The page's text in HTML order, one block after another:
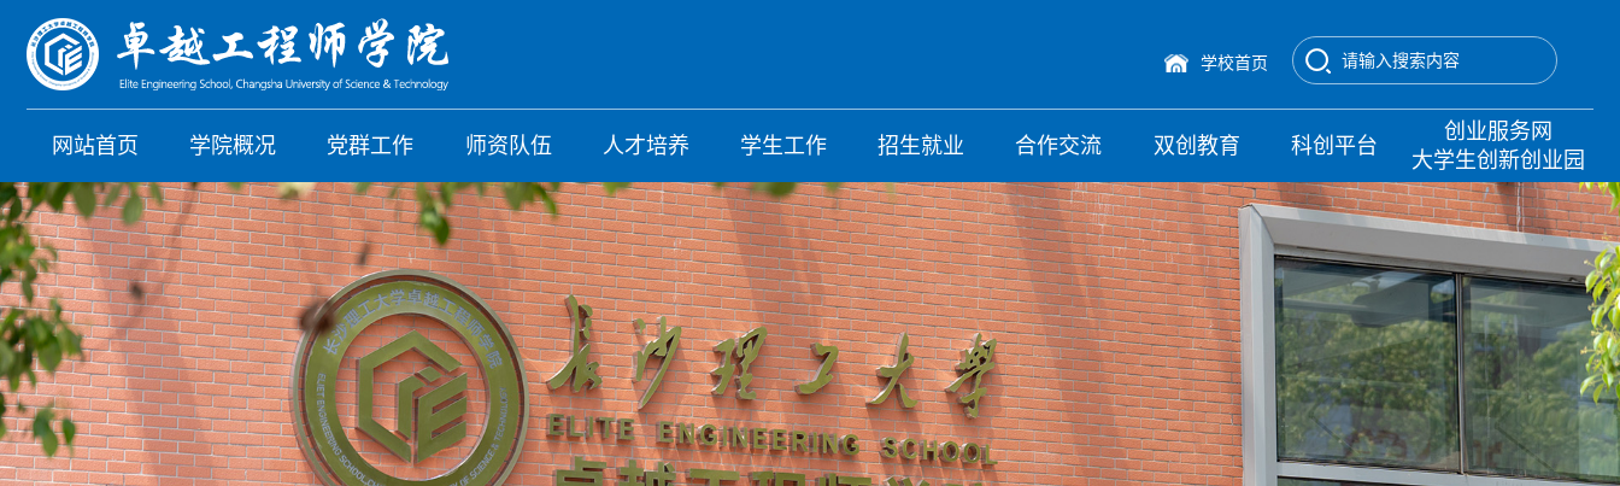
学校首页
网站首页 学院概况 党群工作 师资队伍 人才培养 学生工作 招生就业 合作交流 双创教育 科创平台
创业服务网
大学生创新创业园